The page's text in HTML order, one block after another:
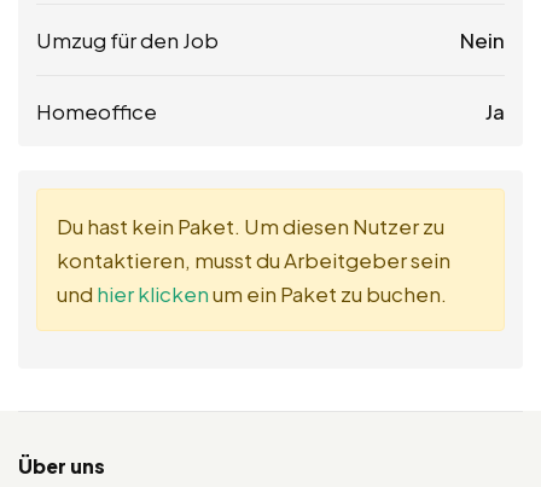
Umzug für den Job Nein
Homeoffice Ja
Du hast kein Paket. Um diesen Nutzer zu
kontaktieren, musst du Arbeitgeber sein
und hier klickenum ein Paket zu buchen.
Über uns